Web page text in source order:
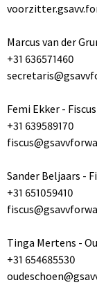
Marcus van der
+31 636571460
Femi Ekker - Fiscus
+31 639589170
Sander Beljaars -
+31 651059410
Tinga Mertens -
+31 654685530